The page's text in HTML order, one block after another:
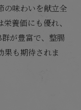
の味わいを献立全
養価にも優れ、
が豊富で、整腸
果も期待されま